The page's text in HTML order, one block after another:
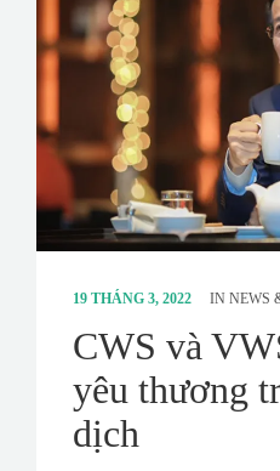
19 THÁNG 3, 2022 IN NEWS
CWS và
yêu thương
dịch